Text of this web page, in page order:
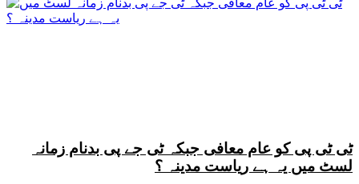
ٹی ٹی پی کو عام معافی جبکہ ٹی جے پی بدنام زمانہ
لسٹ میں یہ ہے ریاست مدینہ ؟